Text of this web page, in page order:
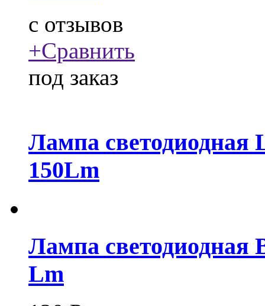
c отзывов
+Сравнить
под заказ
Лампа светодиодная
150Lm
Лампа светодиодная
Lm